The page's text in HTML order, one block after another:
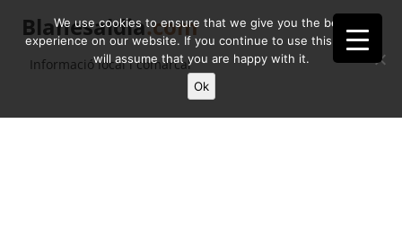
Blanesaldia.com
Informació local i comarcal
We use cookies to ensure that we give you the best
experience on our website. If you continue to use this site we
will assume that you are happy with it.
Ok